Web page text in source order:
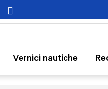
Vernici nautiche